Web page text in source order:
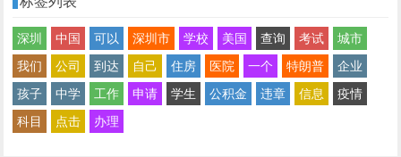
深圳 中国 可以 深圳市 学校 美国 查询 考试
城市
我们
公司 到达 自己 住房 医院 一个 特朗普
企业
孩子
中学 工作 申请 学生 公积金 违章 信息
疫情
科目
点击 办理